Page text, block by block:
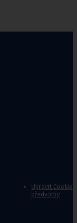
Upravit Cookie
předvolby